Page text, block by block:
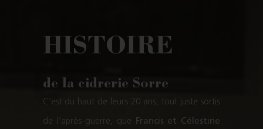
HISTOIRE
de la cidrerie Sorre
C’est du haut de leurs 20 ans, tout juste sortis
de l’après-guerre, que Francis et Célestine